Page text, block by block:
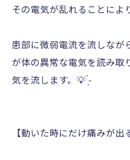
その電気が乱れることによ
患部に微弱電流を流しなが
が体の異常な電気を読み取
気を流します。💡 ̖́-‬
【動いた時にだけ痛みが出